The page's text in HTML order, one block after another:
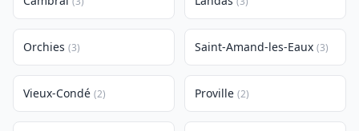
Orchies (3) Saint-Amand-les-Eaux (3)
Vieux-Condé (2) Proville (2)